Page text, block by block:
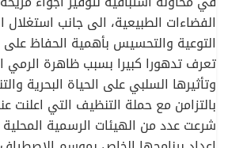
الفضاءات الطبيعية، الى جانب
التوعية والتحسيس بأهمية الحفاظ على
تعرف تدهورا كبيرا بسبب ظاهرة الرمي
وتأثيرها السلبي على الحياة البحرية
بالتزامن مع حملة التنظيف التي اعلنت
شرعت عدد من الهيئات الرسمية